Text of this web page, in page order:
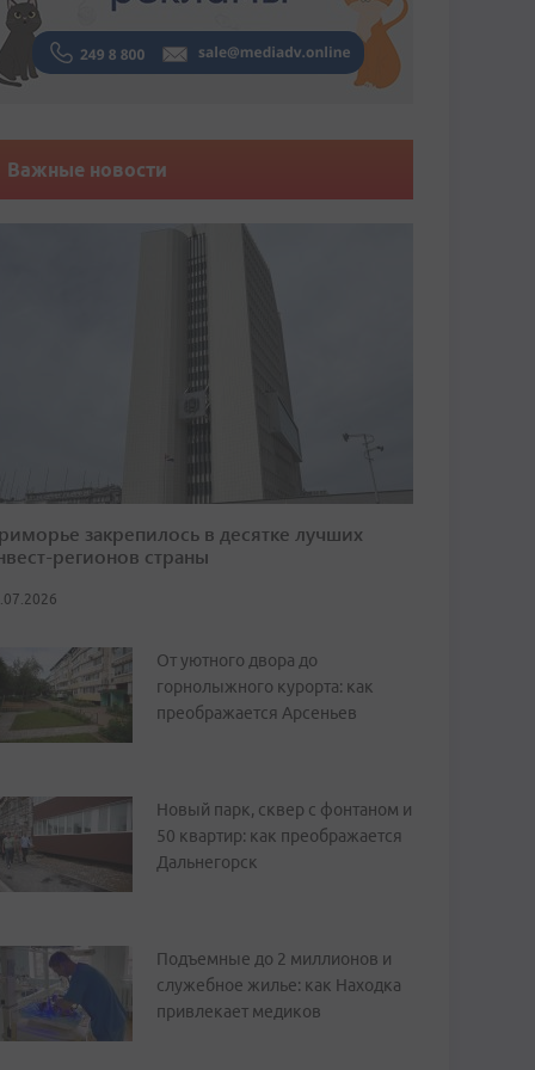
Важные новости
закрепилось в десятке лучших
регионов страны
От уютного двора до
горнолыжного курорта: как
преображается Арсеньев
Новый парк, сквер с фонтаном и
50 квартир: как преображается
Дальнегорск
Подъемные до 2 миллионов и
служебное жилье: как Находка
привлекает медиков